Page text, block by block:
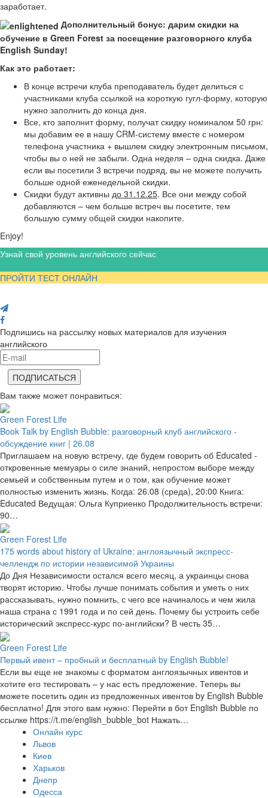
заработает.
Дополнительный бонус: дарим скидки на
обучение в Green Forest за посещение разговорного клуба
English Sunday!
Как это работает:
В конце встречи клуба преподаватель будет делиться с
участниками клуба ссылкой на короткую гугл-форму, которую
нужно заполнить до конца дня.
Все, кто заполнит форму, получат скидку номиналом 50 грн:
мы добавим ее в нашу CRM-систему вместе с номером
телефона участника + вышлем скидку электронным письмом,
чтобы вы о ней не забыли. Одна неделя – одна скидка. Даже
если вы посетили 3 встречи подряд, вы не можете получить
больше одной еженедельной скидки.
Скидки будут активны до 31.12.25. Все они между собой
добавляются – чем больше встреч вы посетите, тем
большую сумму общей скидки накопите.
Enjoy!
Узнай свой уровень английского сейчас
ПРОЙТИ ТЕСТ ОНЛАЙН
Подпишись на рассылку новых материалов для изучения
английского
Вам также может понравиться:
Green Forest Life
Book Talk by English Bubble: разговорный клуб английского -
обсуждение книг | 26.08
Приглашаем на новую встречу, где будем говорить об Educated -
откровенные мемуары о силе знаний, непростом выборе между
семьей и собственным путем и о том, как обучение может
полностью изменить жизнь. Когда: 26.08 (среда), 20:00 Книга:
Educated Ведущая: Ольга Куприенко Продолжительность встречи:
90…
Green Forest Life
175 words about history of Ukraine: англоязычный экспресс-
челлендж по истории независимой Украины
До Дня Независимости остался всего месяц, а украинцы снова
творят историю. Чтобы лучше понимать события и уметь о них
рассказывать, нужно помнить, с чего все начиналось и чем жила
наша страна с 1991 года и по сей день. Почему бы устроить себе
исторический экспресс-курс по-английски? В честь 35…
Green Forest Life
Первый ивент – пробный и бесплатный by English Bubble!
Если вы еще не знакомы с форматом англоязычных ивентов и
хотите его тестировать – у нас есть предложение. Теперь вы
можете посетить один из предложенных ивентов by English Bubble
бесплатно! Для этого вам нужно: Перейти в бот English Bubble по
ссылке https://t.me/english_bubble_bot Нажать…
Онлайн курс
Львов
Киев
Харьков
Днепр
Одесса